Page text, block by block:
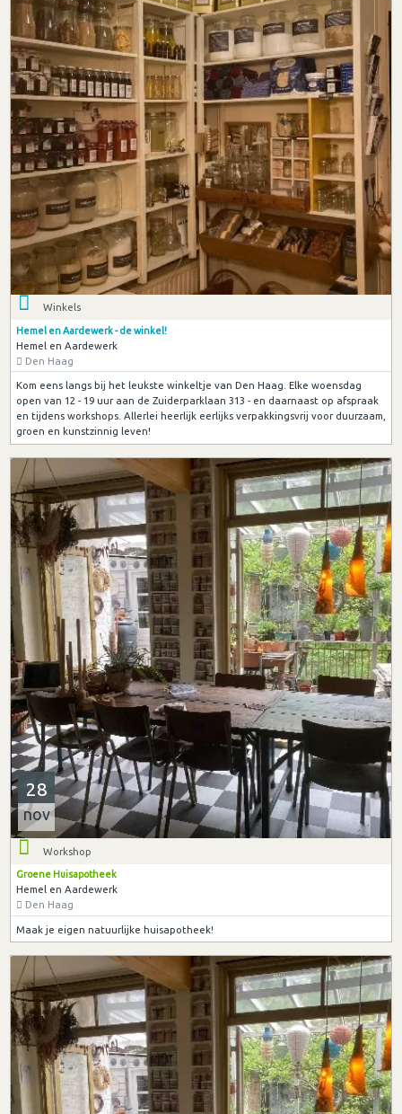
Winkels
Hemel en Aardewerk - de winkel!
Hemel en Aardewerk
Den Haag
Kom eens langs bij het leukste winkeltje van Den Haag. Elke woensdag
open van 12 - 19 uur aan de Zuiderparklaan 313 - en daarnaast op afspraak
en tijdens workshops. Allerlei heerlijk eerlijks verpakkingsvrij voor duurzaam,
groen en kunstzinnig leven!
28
nov
Workshop
Groene Huisapotheek
Hemel en Aardewerk
Den Haag
Maak je eigen natuurlijke huisapotheek!